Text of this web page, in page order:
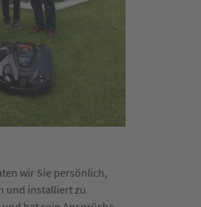
wir Sie persönlich,
und installiert zu